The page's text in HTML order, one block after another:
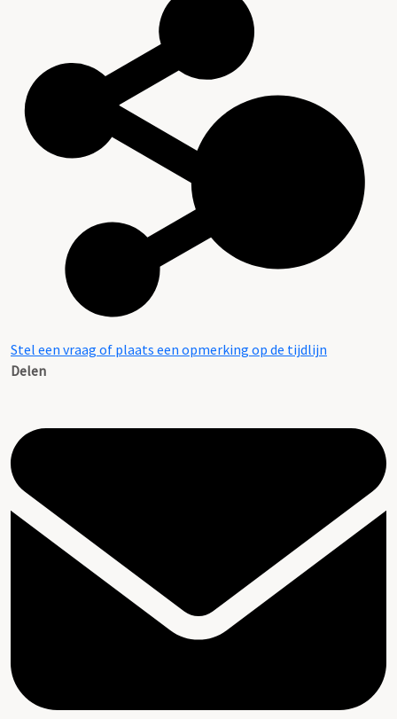
Stel een vraag of plaats een opmerking op de tijdlijn
Delen